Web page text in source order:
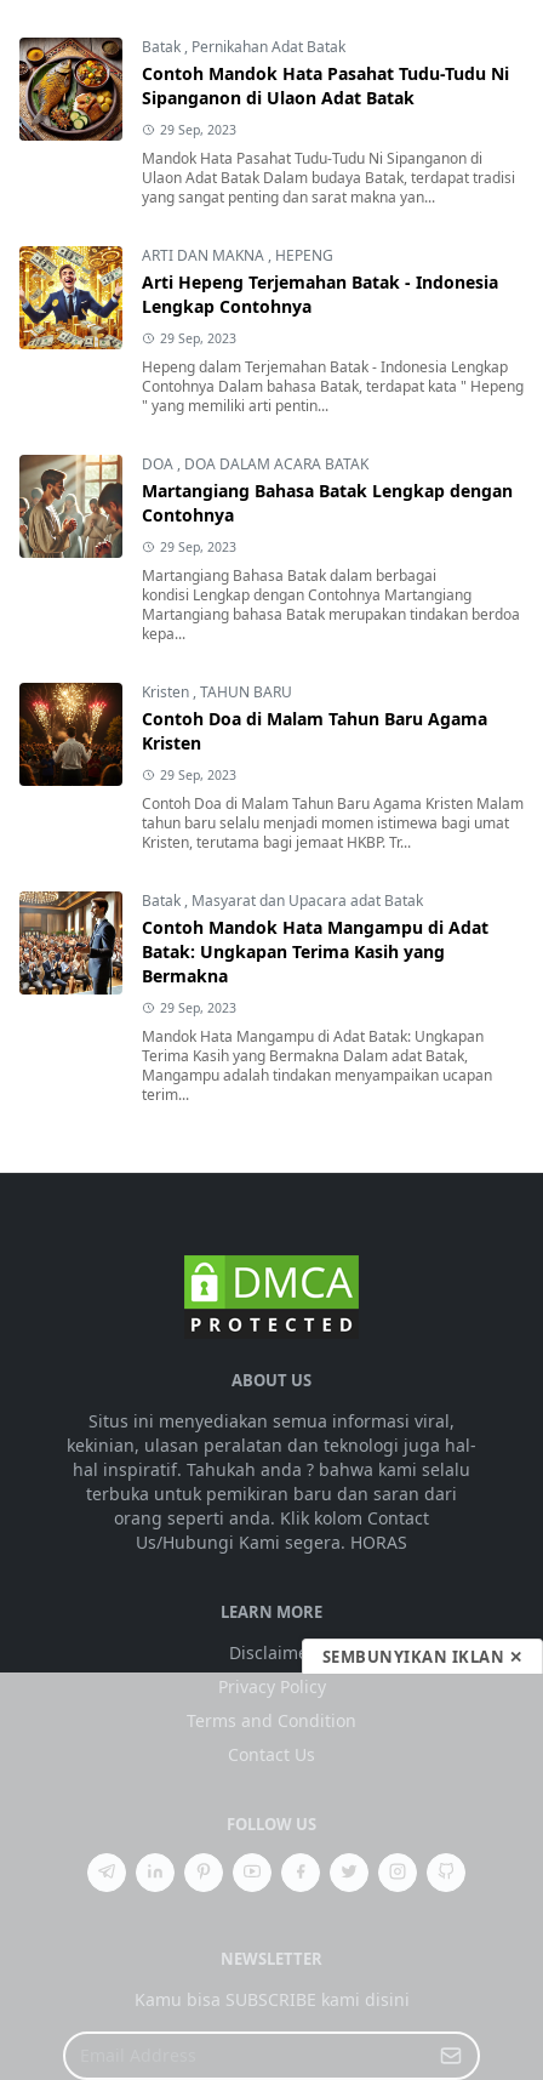
Batak , Pernikahan Adat Batak
Contoh Mandok Hata Pasahat Tudu-Tudu Ni
Sipanganon di Ulaon Adat Batak
29 Sep, 2023
Mandok Hata Pasahat Tudu-Tudu Ni Sipanganon di
Ulaon Adat Batak Dalam budaya Batak, terdapat tradisi
yang sangat penting dan sarat makna yan...
ARTI DAN MAKNA , HEPENG
Arti Hepeng Terjemahan Batak - Indonesia
Lengkap Contohnya
29 Sep, 2023
Hepeng dalam Terjemahan Batak - Indonesia Lengkap
Contohnya Dalam bahasa Batak, terdapat kata " Hepeng
" yang memiliki arti pentin...
DOA , DOA DALAM ACARA BATAK
Martangiang Bahasa Batak Lengkap dengan
Contohnya
29 Sep, 2023
Martangiang Bahasa Batak dalam berbagai
kondisi Lengkap dengan Contohnya Martangiang
Martangiang bahasa Batak merupakan tindakan berdoa
kepa...
Kristen ,TAHUN BARU
Contoh Doa di Malam Tahun Baru Agama
Kristen
29 Sep, 2023
Contoh Doa di Malam Tahun Baru Agama Kristen Malam
tahun baru selalu menjadi momen istimewa bagi umat
Kristen, terutama bagi jemaat HKBP. Tr...
Batak , Masyarat dan Upacara adat Batak
Contoh Mandok Hata Mangampu di Adat
Batak: Ungkapan Terima Kasih yang
Bermakna
29 Sep, 2023
Mandok Hata Mangampu di Adat Batak: Ungkapan
Terima Kasih yang Bermakna Dalam adat Batak,
Mangampu adalah tindakan menyampaikan ucapan
terim...
ABOUT US
Situs ini menyediakan semua informasi viral,
kekinian, ulasan peralatan dan teknologi juga hal-
hal inspiratif. Tahukah anda ? bahwa kami selalu
terbuka untuk pemikiran baru dan saran dari
orang seperti anda. Klik kolom Contact
Us/Hubungi Kami segera. HORAS
LEARN MORE
Disclaimer
Privacy Policy
Terms and Condition
Contact Us
FOLLOW US
NEWSLETTER
Kamu bisa SUBSCRIBE kami disini
SEMBUNYIKAN IKLAN ✕